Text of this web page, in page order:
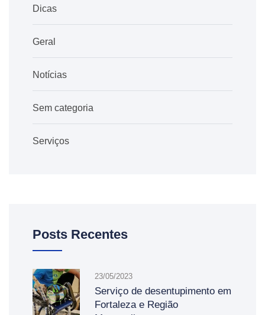
Dicas
Geral
Notícias
Sem categoria
Serviços
Posts Recentes
23/05/2023
Serviço de desentupimento em
Fortaleza e Região